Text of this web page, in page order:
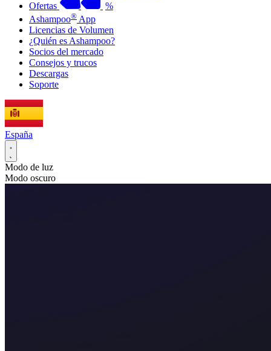
Ofertas
%
Ashampoo® App
Licencias de Volumen
¿Quién es Ashampoo?
Socios del mercado
Consejos y trucos
Descargas
Soporte
España
Modo de luz
Modo oscuro